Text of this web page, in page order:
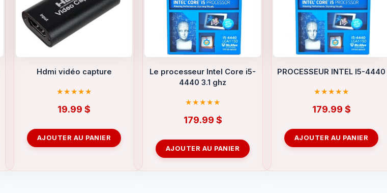
Hdmi vidéo capture
19.99 $
AJOUTER AU PANIER
Le processeur Intel Core i5-
4440 3.1 ghz
179.99 $
AJOUTER AU PANIER
PROCESSEUR INTEL I5-4440
179.99 $
AJOUTER AU PANIER